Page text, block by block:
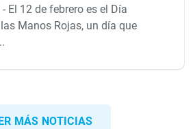
- El 12 de febrero es el Día
Manos Rojas, un día que
MÁS NOTICIAS